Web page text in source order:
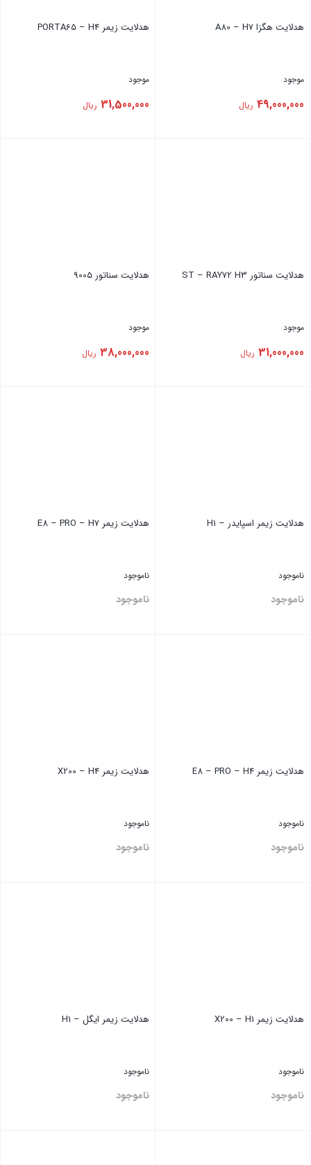
هدلایت هگزا A80 – H7
موجود
49,000,000 ریال
هدلایت ‏زیمر PORTA65 – H4
موجود
31,500,000 ریال
هدلایت ‏سناتور ST – RAY72 H3
موجود
31,000,000 ریال
هدلایت ‏سناتور 9005
موجود
38,000,000 ریال
هدلایت ‏زیمر اسپایدر – H1
ناموجود
ناموجود
هدلایت ‏زیمر E8 – PRO – H7
ناموجود
ناموجود
هدلایت ‏زیمر E8 – PRO – H4
ناموجود
ناموجود
هدلایت ‏زیمر X200 – H4
ناموجود
ناموجود
هدلایت ‏زیمر X200 – H1
ناموجود
ناموجود
هدلایت ‏زیمر ایگل – H1
ناموجود
ناموجود